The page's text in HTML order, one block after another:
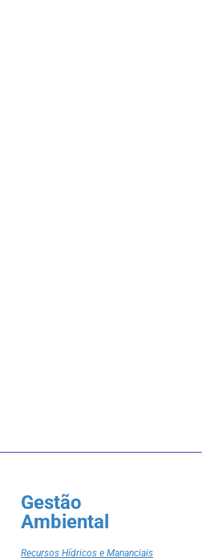
Gestão
Ambiental
Recursos Hídricos e Mananciais